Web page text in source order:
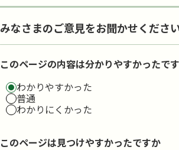
みなさまのご意見をお聞かせくださ
このページの内容は分かりやすかったで
わかりやすかった
普通
わかりにくかった
このページは見つけやすかったですか